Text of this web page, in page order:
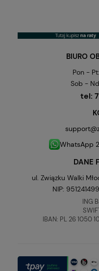
BIURO
Pon -
Sob -
tel:
WhatsApp
DANE
ul. Związku Walki
NIP:
ING
IBAN: PL 26 1050